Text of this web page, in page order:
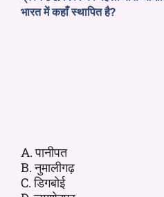
भारत में कहाँ स्थापित है?
A. पानीपत
B. नुमालीगढ़
C. डिगबोई